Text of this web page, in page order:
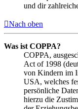
und dir
Nach oben
Was ist COPPA?
COPPA,
Act of 1998
von Kindern im
USA, welches
persönliche
hierzu die